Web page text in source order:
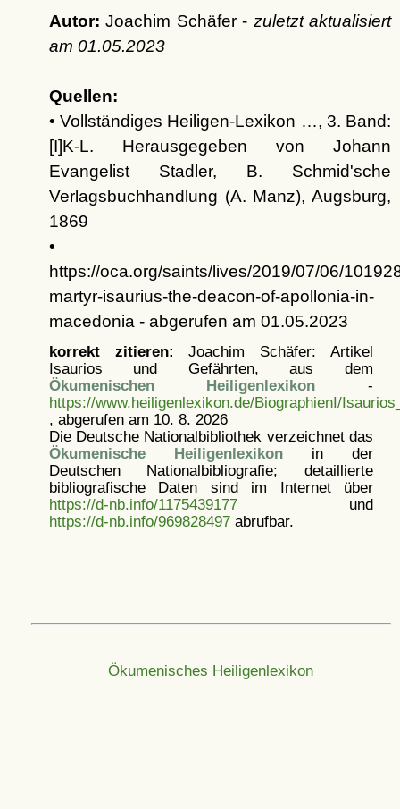
Autor: Joachim Schäfer - zuletzt aktualisiert
am 01.05.2023
Quellen:
• Vollständiges Heiligen-Lexikon …, 3. Band:
[I]K-L. Herausgegeben von Johann
Evangelist Stadler, B. Schmid'sche
Verlagsbuchhandlung (A. Manz), Augsburg,
1869
•
https://oca.org/saints/lives/2019/07/06/
martyr-isaurius-the-deacon-of-apollonia-in-
macedonia - abgerufen am 01.05.2023
korrekt zitieren: Joachim Schäfer: Artikel
Isaurios und Gefährten, aus dem
Ökumenischen Heiligenlexikon -
https://www.heiligenlexikon.de/BiographienI/
, abgerufen am 10. 8. 2026
Die Deutsche Nationalbibliothek verzeichnet das
Ökumenische Heiligenlexikonin der
Deutschen Nationalbibliografie; detaillierte
bibliografische Daten sind im Internet über
https://d-nb.info/1175439177und
https://d-nb.info/969828497abrufbar.
Ökumenisches Heiligenlexikon